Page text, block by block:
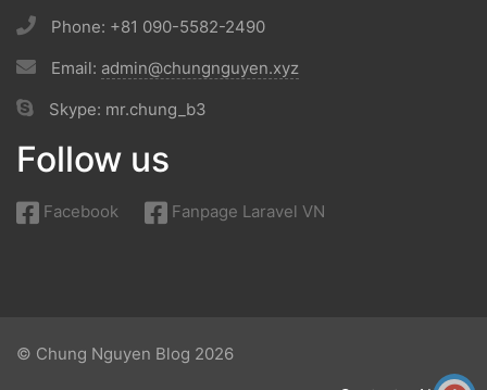
Phone: +81 090-5582-2490
Email: admin@chungnguyen.xyz
Skype: mr.chung_b3
Follow us
Facebook Fanpage Laravel VN
© Chung Nguyen Blog 2026